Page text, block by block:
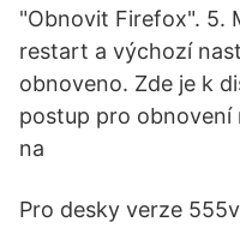
"Obnovit Firefox". 5.
restart a výchozí
obnoveno. Zde je k
postup pro obnovení
na
Pro desky verze